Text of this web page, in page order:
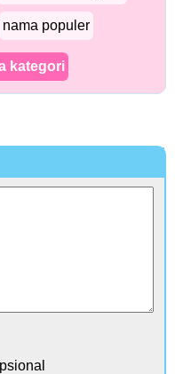
nama populer
kategori